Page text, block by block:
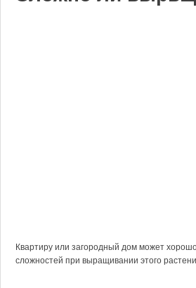
Квартиру или загородный дом может
сложностей при выращивании этого